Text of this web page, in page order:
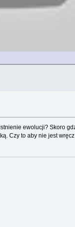
ewolucji? Skoro
Czy to aby nie jest